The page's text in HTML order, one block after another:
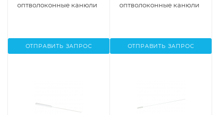
длина оптоволокна 20
оптволоконные канюли
ОТПРАВИТЬ ЗАПРОС
апертура 0.50, длина
оптволоконные канюли
ОТПРАВИТЬ ЗАПРОС